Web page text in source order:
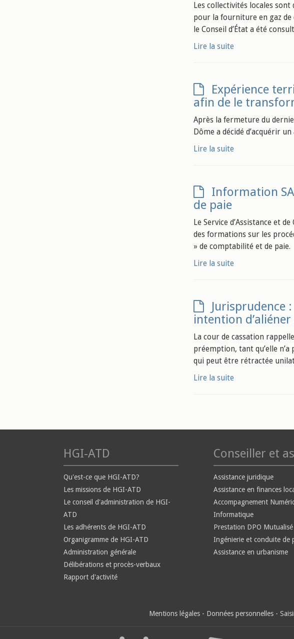
Les collectivités locales
pour la fourniture en gaz de
le Conseil d’État a été
Lire la suite
Expérience
afin de le
Après la fermeture du
Dôme a décidé d’acquérir
Lire la suite
Information
de paie
Le Service d’Assistance et
des formations sur les
» de comptabilité et de paie.
Lire la suite
Jurisprudence
intention
La cour de cassation
préemption, tant qu’elle
qui peut être rétractée
Lire la suite
HGI-ATD
Qu'est-ce que HGI-ATD?
Les missions de HGI-ATD
Le conseil d'administration de HGI-
ATD
Les adhérents de HGI-ATD
Organigramme de HGI-ATD
Administration générale
Délibérations et procès-verbaux
Rapport d'activité
Conseiller et
Assistance juridique
Assistance en finances
Accompagnement
Informatique
Prestation DPO Mutualisé
Ingénierie et conduite de
Assistance en urbanisme
Mentions légales - Données personnelles -